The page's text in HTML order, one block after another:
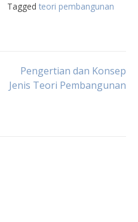
Tagged teori pembangunan
Pengertian dan Konsep
Jenis Teori Pembangunan